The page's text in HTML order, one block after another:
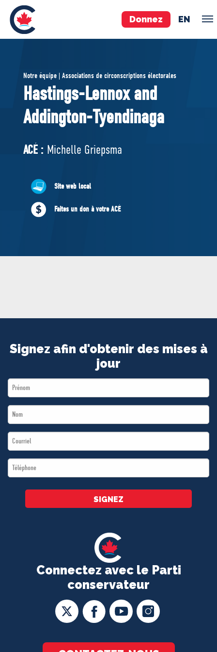
Donnez EN
ÉQUIPE
Pierre Poilievre
Vos députés conservateurs
Cabinet fantôme
ACÉ
À PROPOS
Documents constitutifs
ADHÉREZ
Notre équipe | Associations de circonscriptions électorales
Hastings-Lennox and
Addington-Tyendinaga
ACÉ : Michelle Griepsma
Site web local
Faites un don à votre ACÉ
Connectez avec le Parti
conservateur
Signez afin d'obtenir des mises à
jour
First
Name
Last
Name
Email
*
Téléphone
*
SIGNEZ